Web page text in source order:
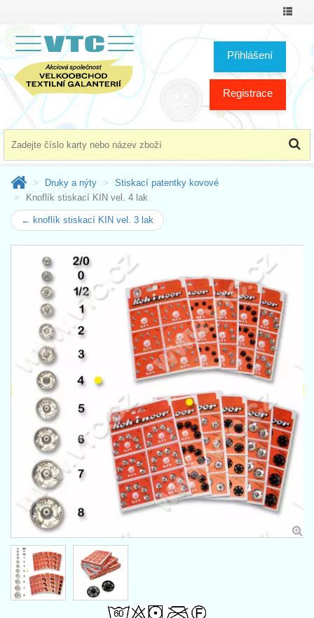
Přihlášení
Registrace
Druky a nýty
Stiskací patentky kovové
Knoflík stiskací KIN vel. 4 lak
← knoflík stiskací KIN vel. 3 lak